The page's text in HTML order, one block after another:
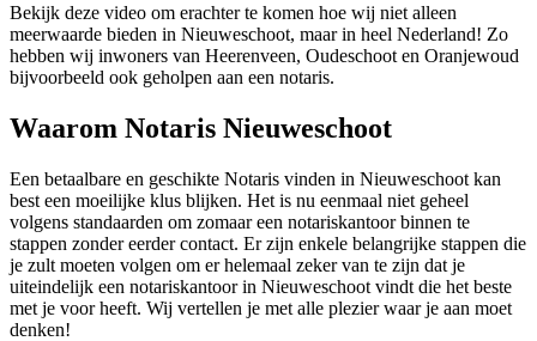
Bekijk deze video om erachter te komen hoe wij niet alleen
meerwaarde bieden in Nieuweschoot, maar in heel Nederland! Zo
hebben wij inwoners van Heerenveen, Oudeschoot en Oranjewoud
bijvoorbeeld ook geholpen aan een notaris.
Waarom Notaris Nieuweschoot
Een betaalbare en geschikte Notaris vinden in Nieuweschoot kan
best een moeilijke klus blijken. Het is nu eenmaal niet geheel
volgens standaarden om zomaar een notariskantoor binnen te
stappen zonder eerder contact. Er zijn enkele belangrijke stappen die
je zult moeten volgen om er helemaal zeker van te zijn dat je
uiteindelijk een notariskantoor in Nieuweschoot vindt die het beste
met je voor heeft. Wij vertellen je met alle plezier waar je aan moet
denken!